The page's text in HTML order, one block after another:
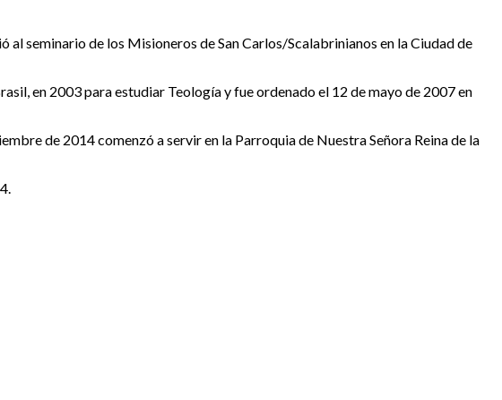
al seminario de los Misioneros de San Carlos/Scalabrinianos en la Ciudad de
en 2003 para estudiar Teología y fue ordenado el 12 de mayo de 2007 en
de 2014 comenzó a servir en la Parroquia de Nuestra Señora Reina de la